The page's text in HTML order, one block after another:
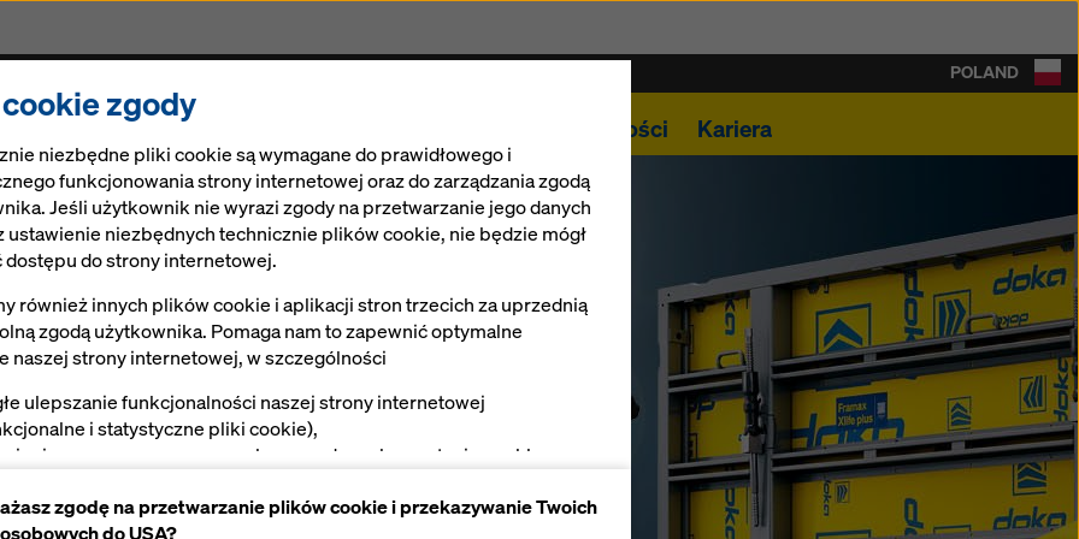
Rozwiązania Ringlock Aktualności Kariera
KONTAKT
PLIKI DO POBRANIA
SOFTWARE
SHOP
POLAND
od EFL
inwestycje!
z leasingu EFL.
nowy i używany.
zgody
niezbędne pliki cookie są wymagane do prawidłowego i
funkcjonowania strony internetowej oraz do zarządzania zgodą
Jeśli użytkownik nie wyrazi zgody na przetwarzanie jego danych
ustawienie niezbędnych technicznie plików cookie, nie będzie mógł
dostępu do strony internetowej.
również innych plików cookie i aplikacji stron trzecich za uprzednią
zgodą użytkownika. Pomaga nam to zapewnić optymalne
naszej strony internetowej, w szczególności
ulepszanie funkcjonalności naszej strony internetowej
i statystyczne pliki cookie),
sprawnego procesu zakupu podczas korzystania ze sklepu
użytkownikowi odpowiednich reklam na niektórych
zgodę na przetwarzanie plików cookie i przekazywanie Twoich
do USA?